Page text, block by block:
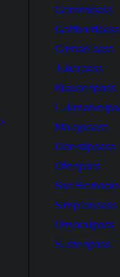
Gemmipass
Gotthardpass
Grimselpass
Julierpass
Klausenpass
Malojapass
Oberalppass
Ofenpass
San
Simplonpass
Umbrailpass
Sustenpass